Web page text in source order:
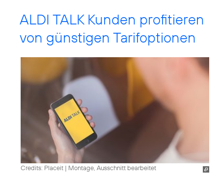
ALDI TALK Kunden profitieren
von günstigen Tarifoptionen
Credits: Placeit | Montage, Ausschnitt bearbeitet